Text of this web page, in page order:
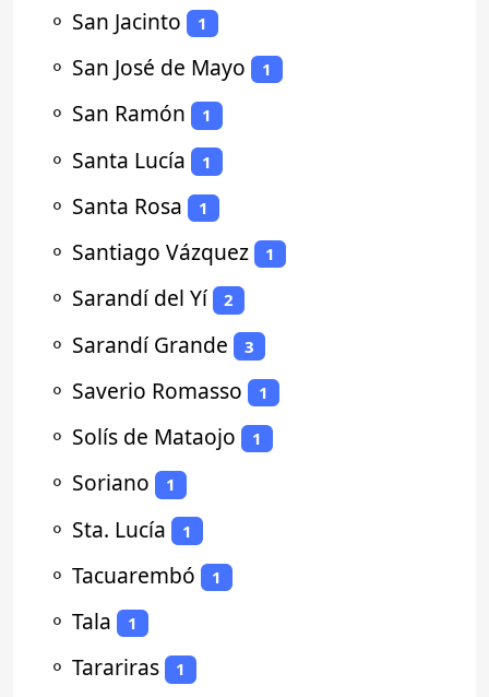
⚬ San Jacinto 1
⚬ San José de Mayo 1
⚬ San Ramón 1
⚬ Santa Lucía 1
⚬ Santa Rosa 1
⚬ Santiago Vázquez 1
⚬ Sarandí del Yí 2
⚬ Sarandí Grande 3
⚬ Saverio Romasso 1
⚬ Solís de Mataojo 1
⚬ Soriano 1
⚬ Sta. Lucía 1
⚬ Tacuarembó 1
⚬ Tala 1
⚬ Tarariras 1